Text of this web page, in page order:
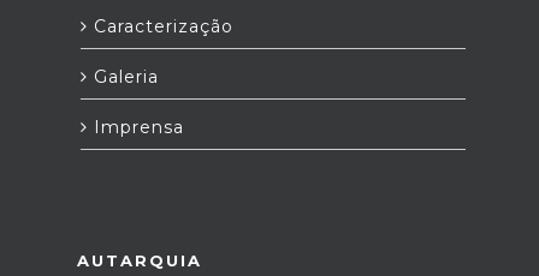
Caracterização
Galeria
Imprensa
AUTARQUIA